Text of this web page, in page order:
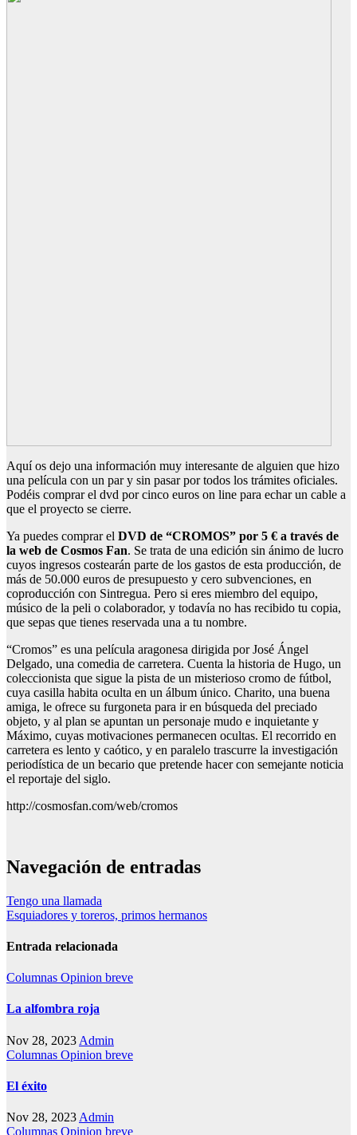
Aquí os dejo una información muy interesante de alguien que hizo
una película con un par y sin pasar por todos los trámites oficiales.
Podéis comprar el dvd por cinco euros on line para echar un cable a
que el proyecto se cierre.
Ya puedes comprar el DVD de “CROMOS” por 5 € a través de
la web de Cosmos Fan. Se trata de una edición sin ánimo de lucro
cuyos ingresos costearán parte de los gastos de esta producción, de
más de 50.000 euros de presupuesto y cero subvenciones, en
coproducción con Sintregua. Pero si eres miembro del equipo,
músico de la peli o colaborador, y todavía no has recibido tu copia,
que sepas que tienes reservada una a tu nombre.
“Cromos” es una película aragonesa dirigida por José Ángel
Delgado, una comedia de carretera. Cuenta la historia de Hugo, un
coleccionista que sigue la pista de un misterioso cromo de fútbol,
cuya casilla habita oculta en un álbum único. Charito, una buena
amiga, le ofrece su furgoneta para ir en búsqueda del preciado
objeto, y al plan se apuntan un personaje mudo e inquietante y
Máximo, cuyas motivaciones permanecen ocultas. El recorrido en
carretera es lento y caótico, y en paralelo trascurre la investigación
periodística de un becario que pretende hacer con semejante noticia
el reportaje del siglo.
http://cosmosfan.com/web/cromos
Navegación de entradas
Tengo una llamada
Esquiadores y toreros, primos hermanos
Entrada relacionada
Columnas Opinion breve
La alfombra roja
Nov 28, 2023 Admin
Columnas Opinion breve
El éxito
Nov 28, 2023 Admin
Columnas Opinion breve